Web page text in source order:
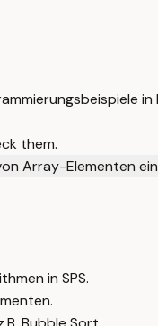
in
them.
Array-Elementen
in SPS.